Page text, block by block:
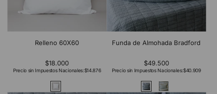
Relleno 60X60
$18.000
Precio sin Impuestos Nacionales:$14.876
Funda de Almohada Bradford
$49.500
Precio sin Impuestos Nacionales:$40.909